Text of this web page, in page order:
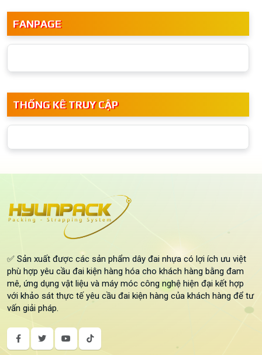
FANPAGE
THỐNG KÊ TRUY CẬP
✅ Sản xuất được các sản phẩm dây đai nhựa có lợi ích ưu việt
phù hợp yêu cầu đai kiện hàng hóa cho khách hàng bằng đam
mê, ứng dụng vật liệu và máy móc công nghệ hiện đại kết hợp
với khảo sát thực tế yêu cầu đai kiện hàng của khách hàng để tư
vấn giải pháp.